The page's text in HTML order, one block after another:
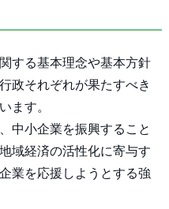
する基本理念や基本方針
政それぞれが果たすべき
ます。
中小企業を振興すること
域経済の活性化に寄与す
業を応援しようとする強